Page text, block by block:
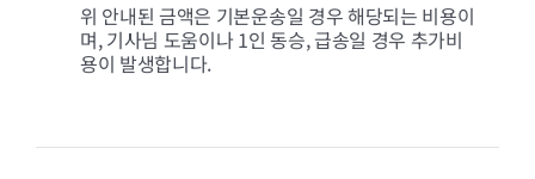
위 안내된 금액은 기본운송일 경우 해당되는 비용이
며, 기사님 도움이나 1인 동승, 급송일 경우 추가비
용이 발생합니다.